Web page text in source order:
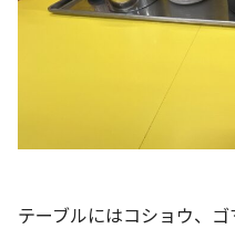
テーブルにはコショウ、